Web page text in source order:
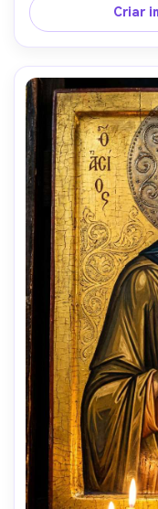
parede pendurada,
humor épico
altamente
campo rasa,
Criar